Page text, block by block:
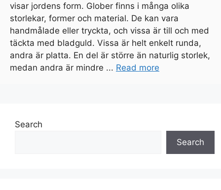
visar jordens form. Glober finns i många olika
storlekar, former och material. De kan vara
handmålade eller tryckta, och vissa är till och med
täckta med bladguld. Vissa är helt enkelt runda,
andra är platta. En del är större än naturlig storlek,
medan andra är mindre ... Read more
Search
Search